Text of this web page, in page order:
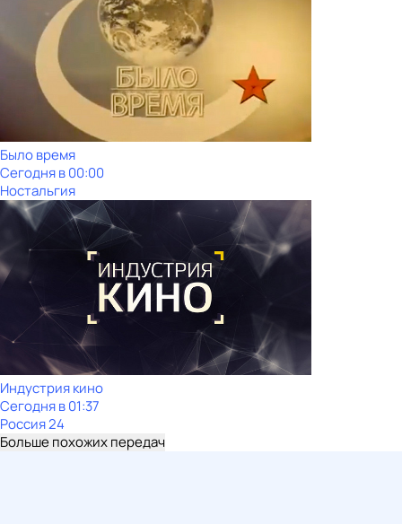
Было время
Сегодня в 00:00
Ностальгия
Индустрия кино
Сегодня в 01:37
Россия 24
Больше похожих передач